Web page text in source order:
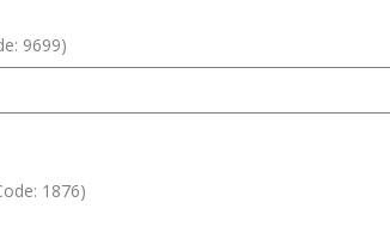
9699)
1876)